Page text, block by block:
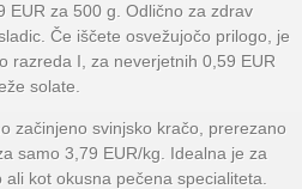
EUR za 500 g. Odlično za zdrav
Če iščete osvežujočo prilogo, je
razreda I, za neverjetnih 0,59 EUR
solate.
začinjeno svinjsko kračo, prerezano
samo 3,79 EUR/kg. Idealna je za
kot okusna pečena specialiteta.